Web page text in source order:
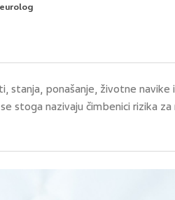
stanja, ponašanje, životne navike
stoga nazivaju čimbenici rizika za